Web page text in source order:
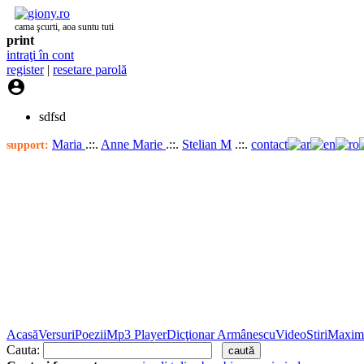
cama şcurti, aoa suntu tuti
print
intraţi în cont
register| resetare parolă

sdfsd
support: Maria .::. Anne Marie .::. Stelian M .::. contact
AcasăVersuriPoeziiMp3 PlayerDicţionar ArmânescuVideoStiri
Cauta: